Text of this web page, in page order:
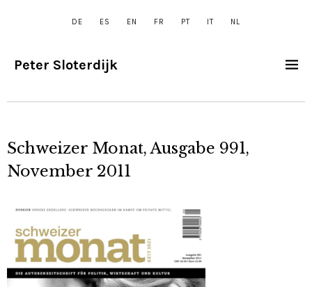
DE ES EN FR PT IT NL
Peter Sloterdijk
Schweizer Monat, Ausgabe 991,
November 2011